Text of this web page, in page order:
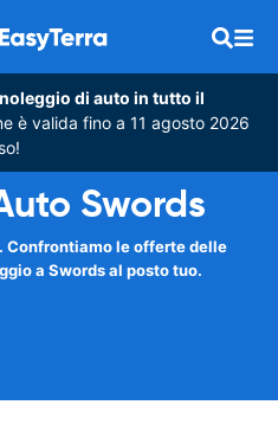
di auto in tutto il
è valida fino a 11 agosto 2026
Swords
Confrontiamo le offerte delle
a Swords al posto tuo.